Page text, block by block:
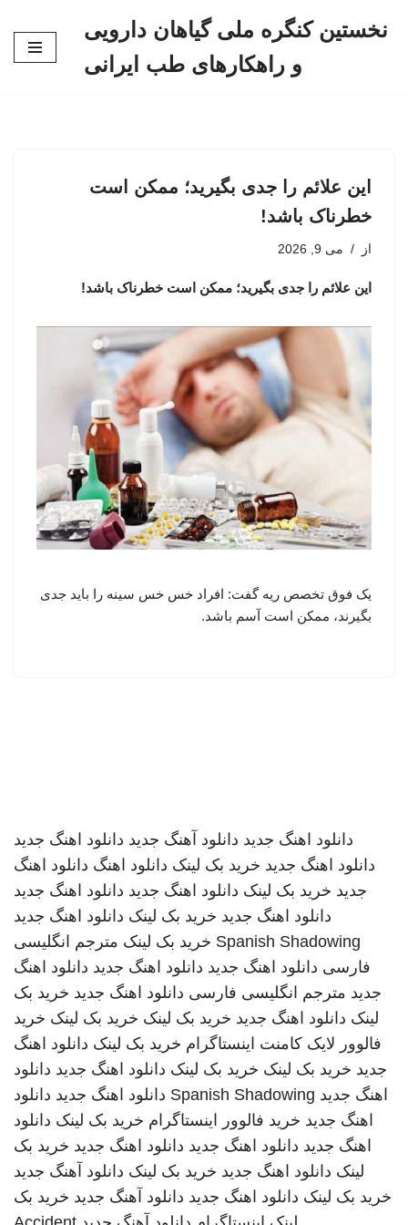
نخستین کنگره ملی گیاهان دارویی
و راهکارهای طب ایرانی
این علائم را جدی بگیرید؛ ممکن است
خطرناک باشد!
از می 9, 2026
این علائم را جدی بگیرید؛ ممکن است خطرناک باشد!
یک فوق تخصص ریه گفت: افراد خس خس سینه را باید جدی
بگیرند، ممکن است آسم باشد.
دانلود اهنگ جدید دانلود آهنگ جدید دانلود اهنگ جدید
دانلود اهنگ جدید خرید بک لینک دانلود اهنگ دانلود اهنگ
جدید خرید بک لینک دانلود اهنگ جدید دانلود اهنگ جدید
دانلود اهنگ جدید خرید بک لینک دانلود اهنگ جدید
Spanish Shadowing خرید بک لینک مترجم انگلیسی
فارسی دانلود اهنگ جدید دانلود اهنگ جدید دانلود اهنگ
جدید مترجم انگلیسی فارسی دانلود اهنگ جدید خرید بک
لینک دانلود اهنگ جدید خرید بک لینک خرید بک لینک خرید
فالوور لایک کامنت اینستاگرام خرید بک لینک دانلود اهنگ
جدید خرید بک لینک خرید بک لینک دانلود اهنگ جدید دانلود
اهنگ جدید Spanish Shadowing دانلود اهنگ جدید دانلود
اهنگ جدید خرید فالوور اینستاگرام خرید بک لینک دانلود
اهنگ جدید دانلود اهنگ جدید دانلود اهنگ جدید خرید بک
لینک دانلود اهنگ جدید خرید بک لینک دانلود آهنگ جدید
خرید بک لینک دانلود اهنگ جدید دانلود آهنگ جدید خرید بک